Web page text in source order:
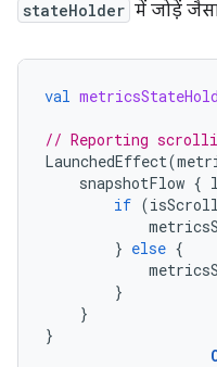
stateHolder में जोड़ें
val
// Reporting
LaunchedEffect(
snapshotFlow {
if (
} else {
}
}
}